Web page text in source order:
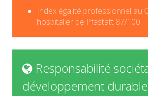
Index égalité professionnel au
hospitalier de Pfastatt 87/100
Responsabilité
développement durable